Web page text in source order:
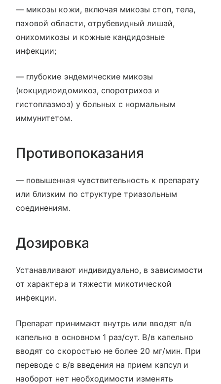
— микозы кожи, включая микозы стоп, тела,
паховой области, отрубевидный лишай,
онихомикозы и кожные кандидозные
инфекции;
— глубокие эндемические микозы
(кокцидиоидомикоз, споротрихоз и
гистоплазмоз) у больных с нормальным
иммунитетом.
Противопоказания
— повышенная чувствительность к препарату
или близким по структуре триазольным
соединениям.
Дозировка
Устанавливают индивидуально, в зависимости
от характера и тяжести микотической
инфекции.
Препарат принимают внутрь или вводят в/в
капельно в основном 1 раз/сут. В/в капельно
вводят со скоростью не более 20 мг/мин. При
переводе с в/в введения на прием капсул и
наоборот нет необходимости изменять